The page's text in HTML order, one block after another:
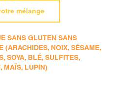
mélange
SANS GLUTEN SANS
(ARACHIDES, NOIX, SÉSAME,
SOYA, BLÉ, SULFITES,
MAÏS, LUPIN)